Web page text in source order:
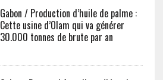
Gabon / Production d’huile de palme :
Cette usine d’Olam qui va générer
30.000 tonnes de brute par an